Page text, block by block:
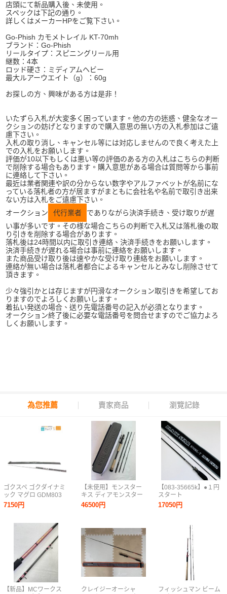
店頭にて新品購入後、未使用。
スペックは下記の通り。
詳しくはメーカーHPをご覧下さい。
Go-Phish カモメトレイル KT-70mh
ブランド：Go-Phish
リールタイプ：スピニングリール用
継数：4本
ロッド硬さ：ミディアムヘビー
最大ルアーウエイト（g）：60g
お探しの方、興味がある方は是非！
いたずら入札が大変多く困っています。他の方の迷惑、健全なオー
クションの妨げとなりますので購入意思の無い方の入札参加はご遠
慮下さい。
入札の取り消し、キャンセル等には対応しませんので良く考えた上
での入札をお願いします。
評価が10以下もしくは悪い等の評価のある方の入札はこちらの判断
で削除する場合もあります。購入意思がある場合は質問等から事前
に連絡して下さい。
最近は業者関連や訳の分からない数字やアルファベットが名前にな
っている落札者の方が居ますがまともに会社名や名前で取引き出来
ない方は入札をご遠慮下さい。
オークション
代行業者
でありながら決済手続き、受け取りが遅
い事が多いです。その様な場合こちらの判断で入札又は落札後の取
り引きを削除する場合があります。
落札後は24時間以内に取引き連絡、決済手続きをお願いします。
決済手続きが遅れる場合は事前に連絡をお願いします。
また商品受け取り後は速やかな受け取り連絡をお願いします。
連絡が無い場合は落札者都合によるキャンセルとみなし削除させて
頂きます。
少々強引かとは存じますが円滑なオークション取引きを希望してお
りますのでよろしくお願いします。
着払い発送の場合、送り先電話番号の記入が必須となります。
オークション終了後に必要な電話番号を問合せますのでご協力よろ
しくお願いします。
為您推薦 賣家商品 瀏覽記錄
ゴクスペ ゴクダイナミ
ック マグロ GDM803
美品
7150円
【新品】MCワークス
【未使用】モンスター
キス ディアモンスター
MX-6 Pro 仕舞寸法
50cm Monster Kiss 怪
46500円
クレイジーオーシャ
【083-35665k】●１円
スタート
S74ML-T/MULTI
17050円
フィッシュマン ビーム